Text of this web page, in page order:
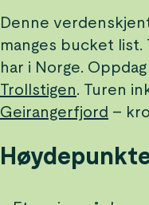
Denne
manges bucket
har i Norge.
Trollstigen. Turen
Geirangerfjord –